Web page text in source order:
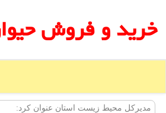
خرید و فروش
مدیركل محیط زیست استان عنوان كرد: